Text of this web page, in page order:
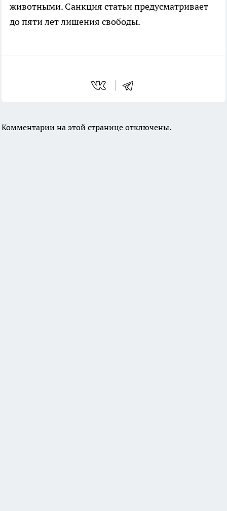
животными. Санкция статьи предусматривает
до пяти лет лишения свободы.
Комментарии на этой странице отключены.